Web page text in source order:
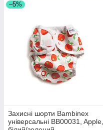
–5%
Захисні шорти Bambinex
універсальні BB00031, Apple,